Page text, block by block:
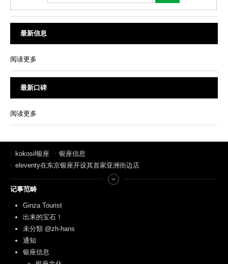
最新信息
阅读更多
最新口碑
阅读更多
kokosil银座
银座信息
eleventy在东京银座开设其首家亚洲街边店
记事范畴
Ginza Tourist
出来的宝石！
未分類 @zh-hans
通知
银座信息